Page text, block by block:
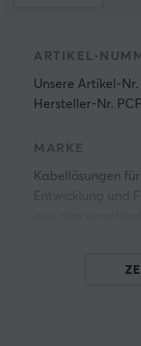
ARTIKEL-
Unsere Artikel-Nr.
Hersteller-Nr.
MARKE
Kabellösungen
und die Marke